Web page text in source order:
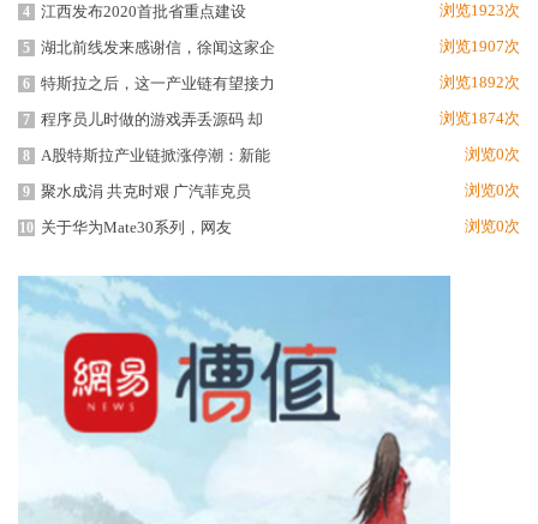
4 江西发布2020首批省重点建设 浏览1923次
5 湖北前线发来感谢信，徐闻这家企 浏览1907次
6 特斯拉之后，这一产业链有望接力 浏览1892次
7 程序员儿时做的游戏弄丢源码 却 浏览1874次
8 A股特斯拉产业链掀涨停潮：新能 浏览0次
9 聚水成涓 共克时艰 广汽菲克员 浏览0次
10 关于华为Mate30系列，网友 浏览0次